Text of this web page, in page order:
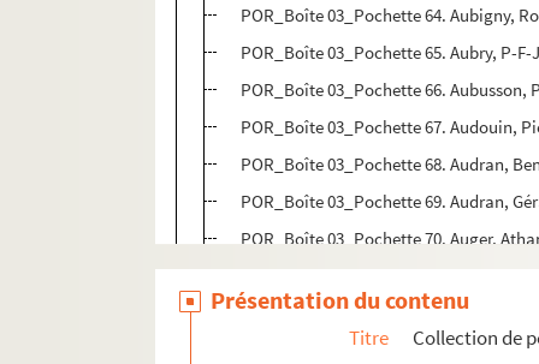
POR_Boîte 03_Pochette 64. Aubigny,
POR_Boîte 03_Pochette 65. Aubry, P-F-
POR_Boîte 03_Pochette 66. Aubusson,
POR_Boîte 03_Pochette 67. Audouin,
POR_Boîte 03_Pochette 68. Audran,
POR_Boîte 03_Pochette 69. Audran,
POR_Boîte 03_Pochette 70. Auger,
POR_Boîte 03_Pochette 71. Augereau,
POR_Boîte 03_Pochette 72. Augier,
POR_Boîte 03_Pochette 73. Augusta
Présentation du contenu
Titre Collection de